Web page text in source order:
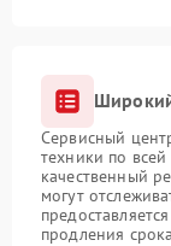
Сервисный
техники по
качественный
могут
продления